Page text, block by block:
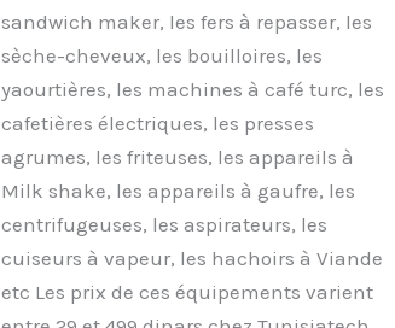
sandwich maker, les fers à repasser, les
sèche-cheveux, les bouilloires, les
yaourtières, les machines à café turc, les
cafetières électriques, les presses
agrumes, les friteuses, les appareils à
Milk shake, les appareils à gaufre, les
centrifugeuses, les aspirateurs, les
cuiseurs à vapeur, les hachoirs à Viande
etc Les prix de ces équipements varient